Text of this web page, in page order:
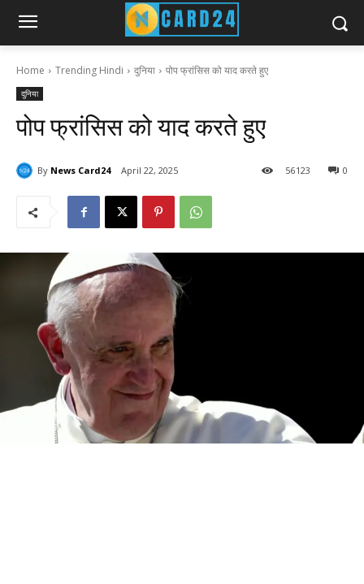
Home Trending Hindi दुनिया पोप फ्रांसिस को याद करते हुए
दुनिया
पोप फ्रांसिस को याद करते हुए
By News Card24 April 22, 2025 0
56123